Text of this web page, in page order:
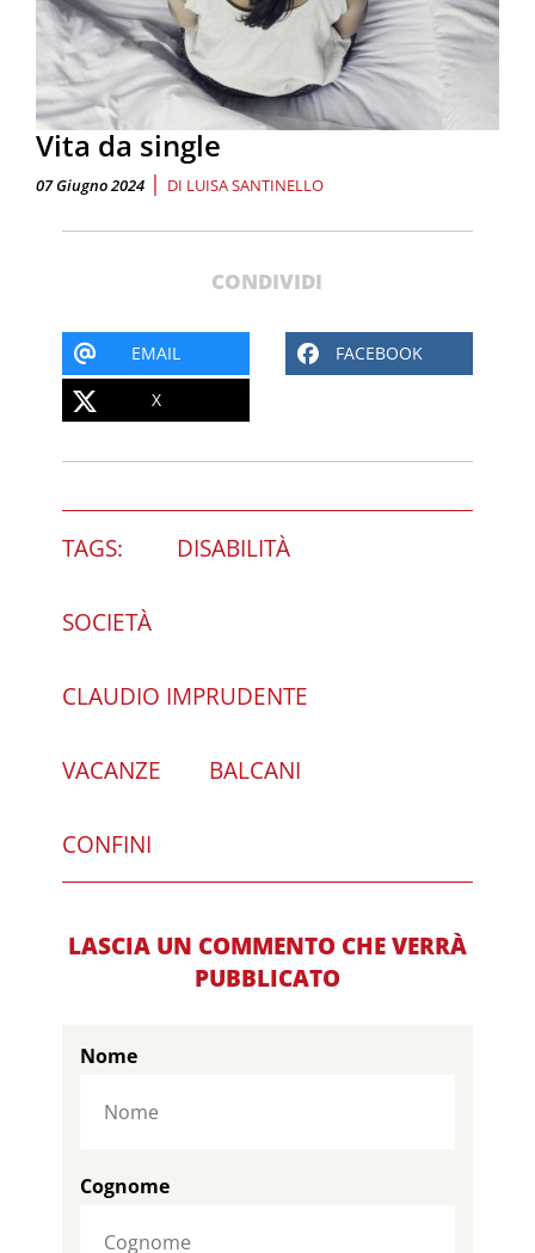
Vita da single
07 Giugno 2024 | DI LUISA SANTINELLO
CONDIVIDI
EMAIL FACEBOOK
X
TAGS: DISABILITÀ
SOCIETÀ
CLAUDIO IMPRUDENTE
VACANZE BALCANI
CONFINI
LASCIA UN COMMENTO CHE VERRÀ
PUBBLICATO
Nome
Cognome